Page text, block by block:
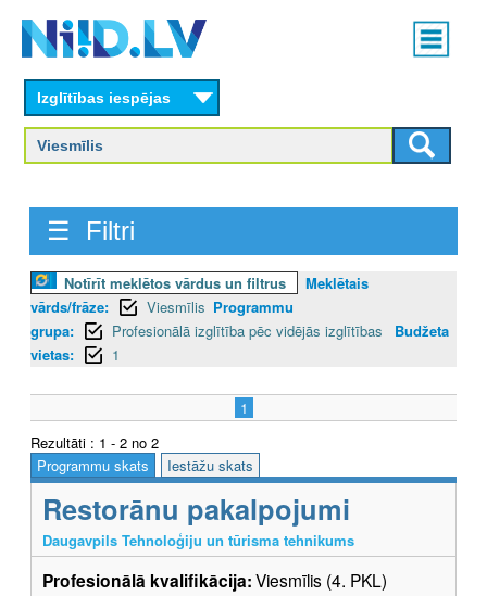
content
Main
menu
Izglītības iespējas
☰ Filtri
Notīrīt meklētos vārdus un filtrus
Meklētais
vārds/frāze:
Viesmīlis Programmu
grupa:
Profesionālā izglītība pēc vidējās izglītības
Budžeta
vietas:
1
1
Rezultāti : 1 - 2 no 2
Programmu skats
Iestāžu skats
Restorānu pakalpojumi
Daugavpils Tehnoloģiju un tūrisma tehnikums
Profesionālā kvalifikācija:Viesmīlis (4. PKL)